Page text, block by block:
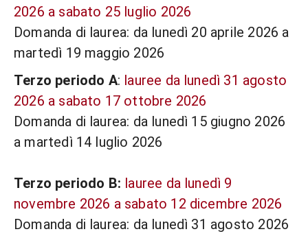
2026 a sabato 25 luglio 2026
Domanda di laurea: da lunedì 20 aprile 2026 a
martedì 19 maggio 2026
Terzo periodo A: lauree da lunedì 31 agosto
2026 a sabato 17 ottobre 2026
Domanda di laurea: da lunedì 15 giugno 2026
a martedì 14 luglio 2026
Terzo periodo B: lauree da lunedì 9
novembre 2026 a sabato 12 dicembre 2026
Domanda di laurea: da lunedì 31 agosto 2026